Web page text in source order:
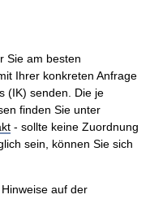
Sie am besten
Ihrer konkreten Anfrage
(IK) senden. Die je
finden Sie unter
- sollte keine Zuordnung
sein, können Sie sich
auf der